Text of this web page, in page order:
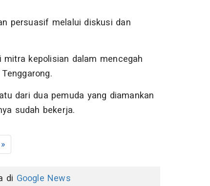
persuasif melalui diskusi dan
kepolisian dalam mencegah
dari dua pemuda yang diamankan
sudah bekerja.
»
di Google News